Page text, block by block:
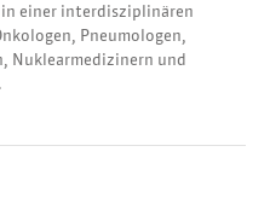
in einer interdisziplinären
Pneumologen,
Nuklearmedizinern und